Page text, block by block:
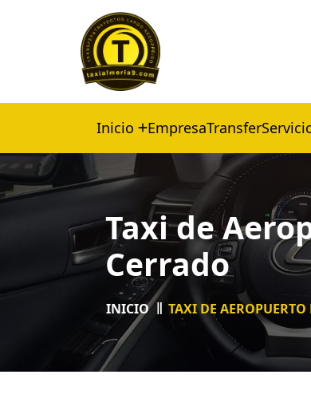
Inicio EmpresaTransfer
Taxi de
Cerrado
INICIO TAXI DE